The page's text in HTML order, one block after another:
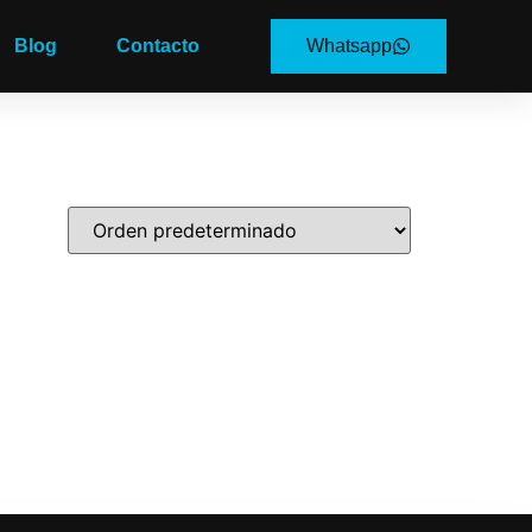
Blog Contacto Whatsapp